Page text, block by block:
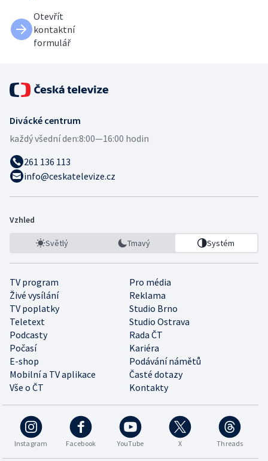
Otevřít
kontaktní
formulář
Divácké centrum
každý všední den:8:00—16:00 hodin
261 136 113
info@ceskatelevize.cz
Vzhled
Světlý Tmavý Systém
TV program
Pro média
Živé vysílání
Reklama
TV poplatky
Studio Brno
Teletext
Studio Ostrava
Podcasty
Rada ČT
Počasí
Kariéra
E-shop
Podávání námětů
Mobilní a TV aplikace
Časté dotazy
Vše o ČT
Kontakty
Instagram Facebook YouTube X Threads